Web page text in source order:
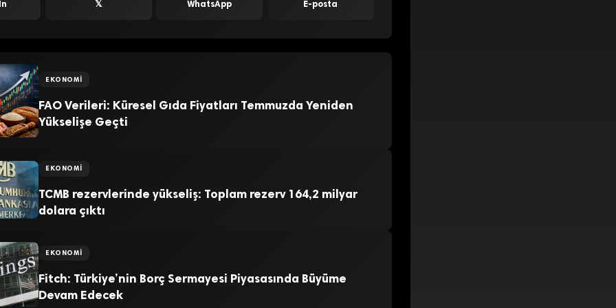
𝕏 WhatsApp E-posta
EKONOMI
FAO Verileri: Küresel Gıda Fiyatları Temmuzda Yeniden
Yükselişe Geçti
EKONOMI
TCMB rezervlerinde yükseliş: Toplam rezerv 164,2 milyar
dolara çıktı
EKONOMI
Fitch: Türkiye’nin Borç Sermayesi Piyasasında Büyüme
Devam Edecek